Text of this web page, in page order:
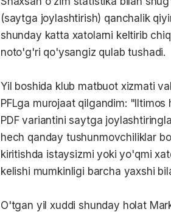
(saytga joylashtirish) qanchalik
shunday katta xatolarni keltirib
noto'g'ri qo'ysangiz qulab tushadi.
Yil boshida klub matbuot xizmati
PFLga murojaat qilgandim:
PDF variantini saytga
hech qanday tushunmovchiliklar
kiritishda istaysizmi yoki yo'qmi
kelishi mumkinligi barcha yaxshi
O'tgan yil xuddi shunday holat